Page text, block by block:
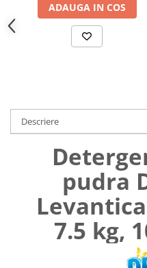
ADAUGA IN COS
Descriere
pudra
7.5 kg,